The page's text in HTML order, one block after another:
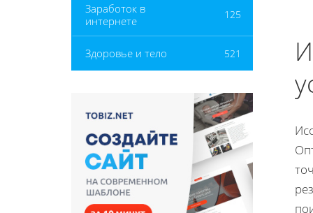
Заработок в
интернете
125
Здоровье и тело 521